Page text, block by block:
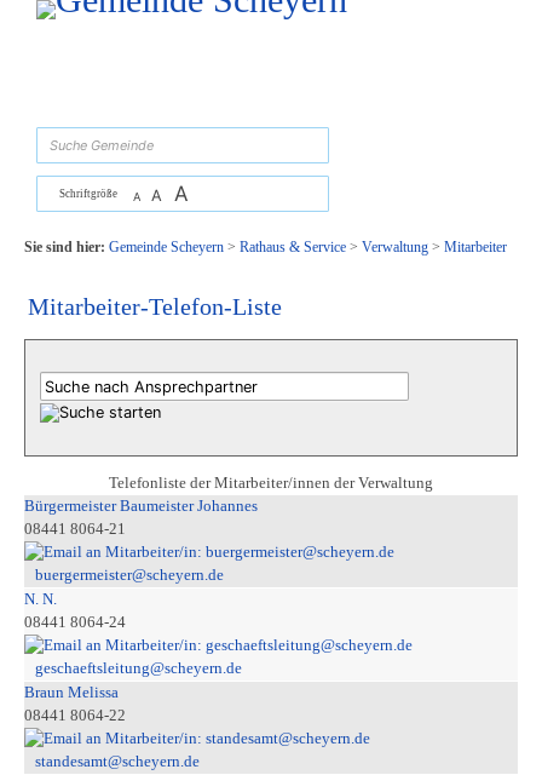
Zum Inhalt, zur Navigationoder zur Startseite springen.
Schriftgröße A A A
Sie sind hier: Gemeinde Scheyern> Rathaus & Service> Verwaltung> Mitarbeiter
Mitarbeiter-Telefon-Liste
Telefonliste der Mitarbeiter/innen der Verwaltung
Bürgermeister Baumeister Johannes
08441 8064-21
buergermeister@scheyern.de
N. N.
08441 8064-24
geschaeftsleitung@scheyern.de
Braun Melissa
08441 8064-22
standesamt@scheyern.de